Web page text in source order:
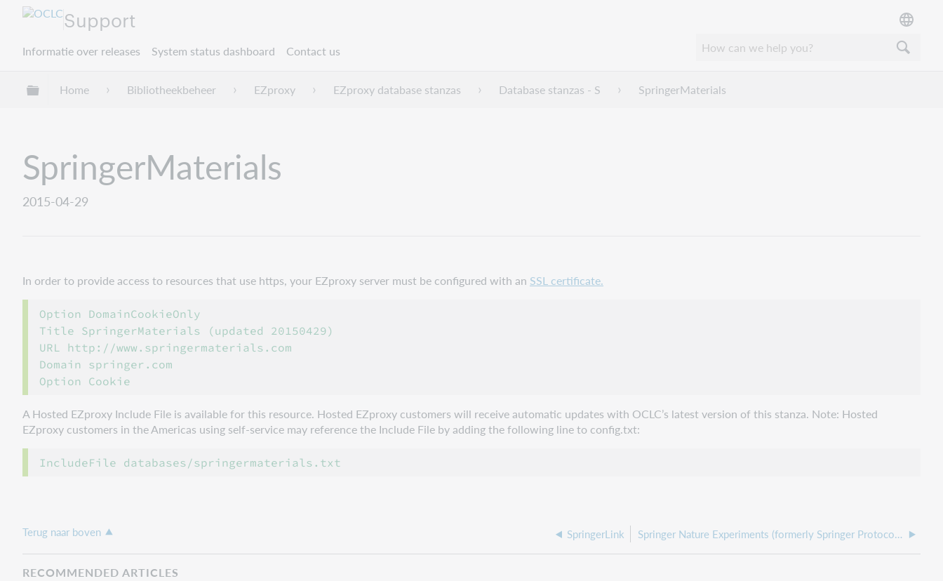
Support
Informatie over releases System status dashboard Contact us
Mondiale hiërarchie uitvouwen / samenvouwen
Home Bibliotheekbeheer EZproxy EZproxy database stanzas Database stanzas - S SpringerMaterials
SpringerMaterials
2015-04-29
In order to provide access to resources that use https, your EZproxy server must be configured with an SSL certificate.
Option DomainCookieOnly
Title SpringerMaterials (updated 20150429)
URL http://www.springermaterials.com
Domain springer.com
A Hosted EZproxy Include File is available for this resource. Hosted EZproxy customers will receive automatic updates with OCLC’s latest version of this stanza. Note: Hosted
EZproxy customers in the Americas using self-service may reference the Include File by adding the following line to config.txt:
Terug naar boven SpringerLink Springer Nature Experiments (formerly Springer Protocols)
RECOMMENDED ARTICLES